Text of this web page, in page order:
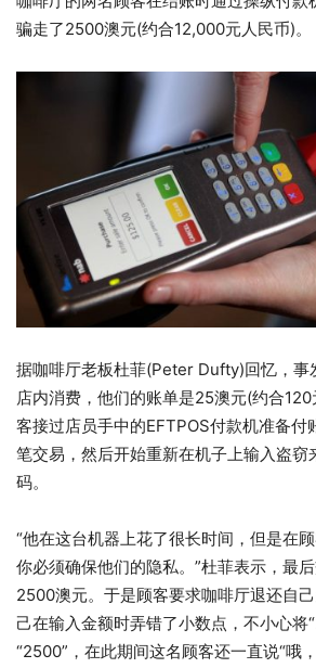
骗走了2500澳元(约合12,000元人民币)。
据咖啡厅老板杜菲(Peter Dufty)回忆，事
店内消费，他们的账单是25澳元(约合
客接过店员手中的EFTPOS付款机准备付
笔交易，然后开始重新在机子上输入盗窃
码。
“他在这台机器上花了很长时间，但是在
你必须确保他们的隐私。”杜菲表示，最
2500澳元。于是顾客要求咖啡厅退还自
己在输入金额时弄错了小数点，不小心将
“2500”，在此期间这名顾客还一直说“哦